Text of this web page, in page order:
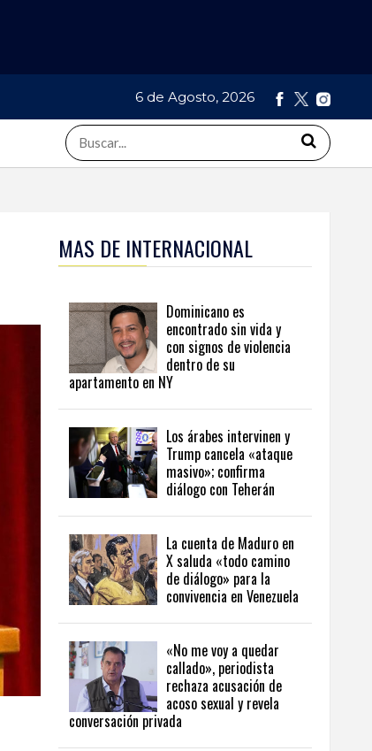
6 de Agosto, 2026
MAS DE INTERNACIONAL
Dominicano es
encontrado sin vida y
con signos de violencia
dentro de su
apartamento en NY
Los árabes intervinen y
Trump cancela «ataque
masivo»; confirma
diálogo con Teherán
La cuenta de Maduro en
X saluda «todo camino
de diálogo» para la
convivencia en Venezuela
«No me voy a quedar
callado», periodista
rechaza acusación de
acoso sexual y revela
conversación privada